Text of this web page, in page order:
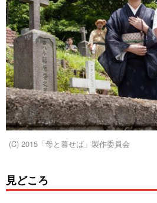
(C) 2015「母と暮せば」製作委員会
見どころ